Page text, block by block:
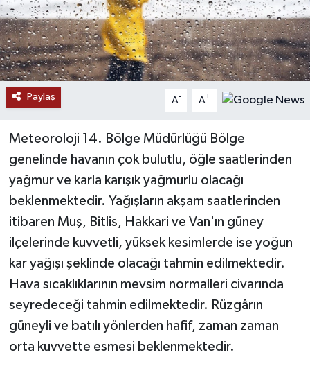
Paylaş A- A+
Meteoroloji 14. Bölge Müdürlüğü Bölge
genelinde havanın çok bulutlu, öğle saatlerinden
yağmur ve karla karışık yağmurlu olacağı
beklenmektedir. Yağışların akşam saatlerinden
itibaren Muş, Bitlis, Hakkari ve Van'ın güney
ilçelerinde kuvvetli, yüksek kesimlerde ise yoğun
kar yağışı şeklinde olacağı tahmin edilmektedir.
Hava sıcaklıklarının mevsim normalleri civarında
seyredeceği tahmin edilmektedir. Rüzgârın
güneyli ve batılı yönlerden hafif, zaman zaman
orta kuvvette esmesi beklenmektedir.